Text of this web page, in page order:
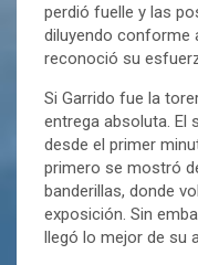
perdió fuelle y las
diluyendo conforme
reconoció su
Si Garrido fue la
entrega absoluta. El
desde el primer
primero se mostró
banderillas, donde
exposición. Sin
llegó lo mejor de su